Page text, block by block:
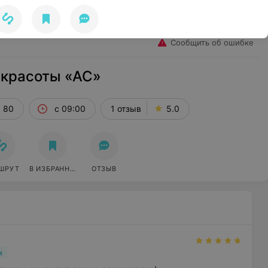
Сообщить об ошибке
«АС»
80 с 09:00 1 отзыв 5.0
В ИЗБРАННОЕ ОТЗЫВ